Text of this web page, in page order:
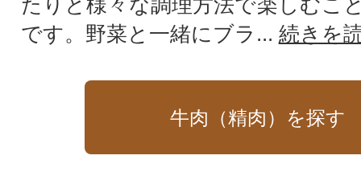
たりと様々な調理方法で楽しむこ
です。野菜と一緒にブラ... 続きを
牛肉（精肉）を探す